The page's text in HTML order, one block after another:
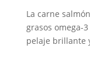
La carne
grasos omega-
pelaje brillante